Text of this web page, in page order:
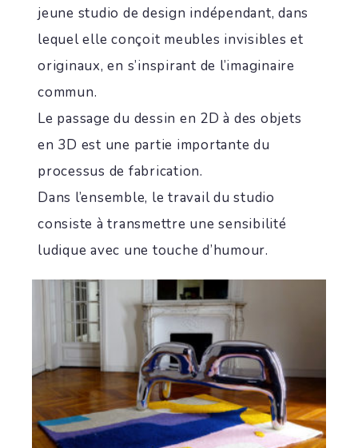
jeune studio de design indépendant, dans
lequel elle conçoit meubles invisibles et
originaux, en s’inspirant de l’imaginaire
commun.
Le passage du dessin en 2D à des objets
en 3D est une partie importante du
processus de fabrication.
Dans l’ensemble, le travail du studio
consiste à transmettre une sensibilité
ludique avec une touche d’humour.